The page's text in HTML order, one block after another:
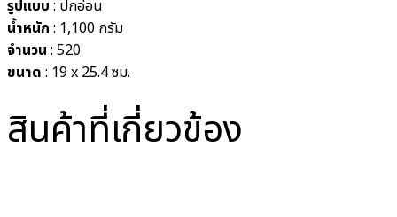
รูปแบบ : ปกอ่อน
น้ำหนัก : 1,100 กรัม
จำนวน : 520
ขนาด : 19 x 25.4 ซม.
สินค้าที่เกี่ยวข้อง